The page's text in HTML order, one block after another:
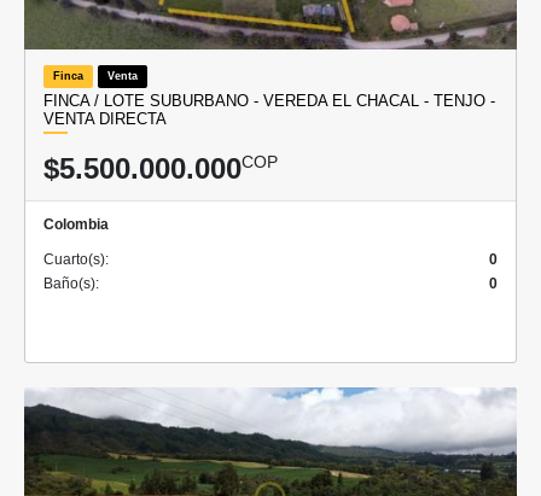
Finca Venta
FINCA / LOTE SUBURBANO - VEREDA EL CHACAL - TENJO -
VENTA DIRECTA
$5.500.000.000COP
Colombia
Cuarto(s):
0
Baño(s):
0